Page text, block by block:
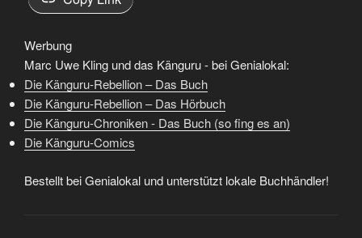
Werbung
Marc Uwe Kling und das Känguru - bei Genialokal:
Die Känguru-Rebellion – Das Buch
Die Känguru-Rebellion – Das Hörbuch
Die Känguru-Chroniken - Das Buch (so fing es an)
Die Känguru-Comics
Bestellt bei Genialokal und unterstützt lokale Buchhändler!